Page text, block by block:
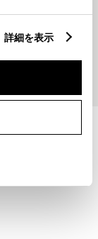
詳細を表示